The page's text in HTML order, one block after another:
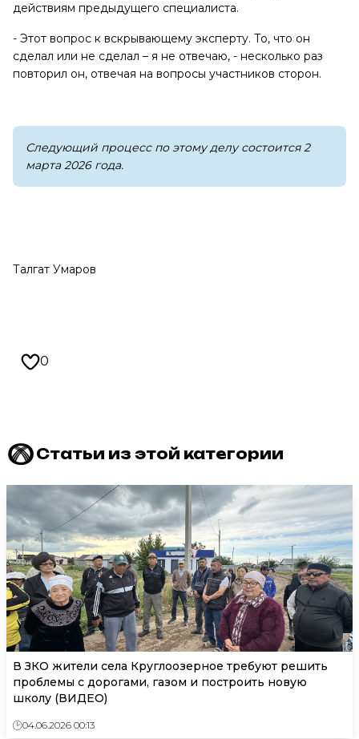
действиям предыдущего специалиста.
- Этот вопрос к вскрывающему эксперту. То, что он
сделал или не сделал – я не отвечаю, - несколько раз
повторил он, отвечая на вопросы участников сторон.
Следующий процесс по этому делу состоится 2
марта 2026 года.
Талгат Умаров
0
Статьи из этой категории
В ЗКО жители села Круглоозерное требуют решить
проблемы с дорогами, газом и построить новую
школу (ВИДЕО)
04.06.2026 00:13